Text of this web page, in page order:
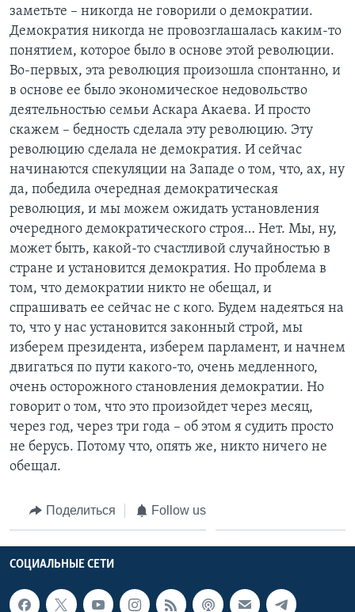
заметьте – никогда не говорили о демократии.
Демократия никогда не провозглашалась каким-то
понятием, которое было в основе этой революции.
Во-первых, эта революция произошла спонтанно, и
в основе ее было экономическое недовольство
деятельностью семьи Аскара Акаева. И просто
скажем – бедность сделала эту революцию. Эту
революцию сделала не демократия. И сейчас
начинаются спекуляции на Западе о том, что, ах, ну
да, победила очередная демократическая
революция, и мы можем ожидать установления
очередного демократического строя… Нет. Мы, ну,
может быть, какой-то счастливой случайностью в
стране и установится демократия. Но проблема в
том, что демократии никто не обещал, и
спрашивать ее сейчас не с кого. Будем надеяться на
то, что у нас установится законный строй, мы
изберем президента, изберем парламент, и начнем
двигаться по пути какого-то, очень медленного,
очень осторожного становления демократии. Но
говорит о том, что это произойдет через месяц,
через год, через три года – об этом я судить просто
не берусь. Потому что, опять же, никто ничего не
обещал.
Поделиться Follow us
СОЦИАЛЬНЫЕ СЕТИ